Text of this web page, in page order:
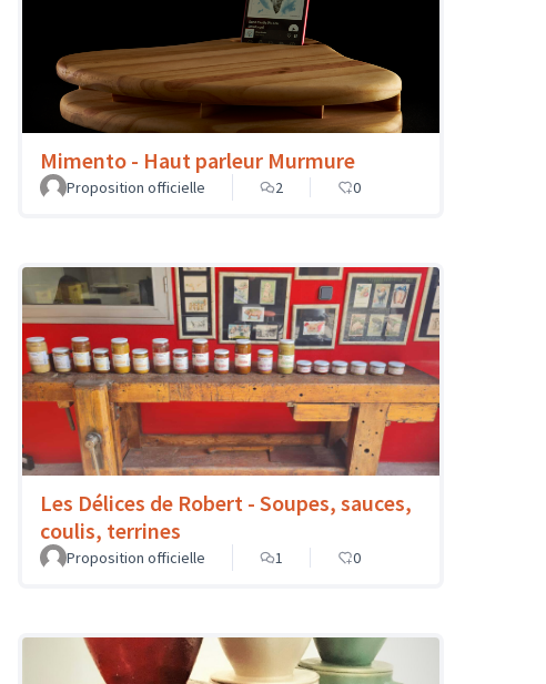
Mimento - Haut parleur Murmure
Proposition officielle 2 0
Les Délices de Robert - Soupes, sauces,
coulis, terrines
Proposition officielle 1 0